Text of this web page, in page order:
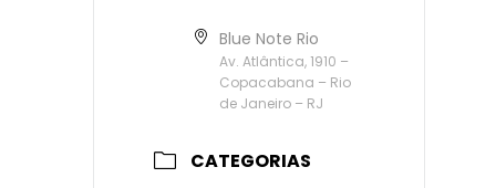
Blue Note Rio
Av. Atlântica, 1910 –
Copacabana – Rio
de Janeiro – RJ
CATEGORIAS